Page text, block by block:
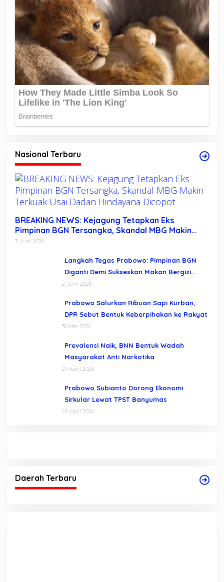
Nasional Terbaru
BREAKING NEWS: Kejagung Tetapkan Eks
Pimpinan BGN Tersangka, Skandal MBG Makin
Terkuak Usai Dadan Hindayana Dicopot
3 Juni 2026
Langkah Tegas Prabowo: Pimpinan BGN
Diganti Demi Sukseskan Makan Bergizi
Gratis
2 Juni 2026
Prabowo Salurkan Ribuan Sapi Kurban,
DPR Sebut Bentuk Keberpihakan ke Rakyat
30 Mei 2026
Prevalensi Naik, BNN Bentuk Wadah
Masyarakat Anti Narkotika
29 April 2026
Prabowo Subianto Dorong Ekonomi
Sirkular Lewat TPST Banyumas
29 April 2026
Daerah Terbaru